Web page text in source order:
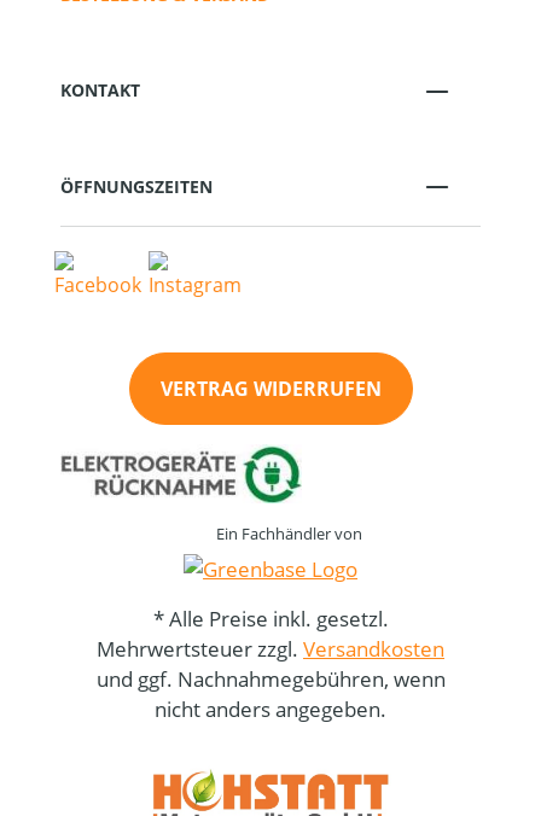
KONTAKT
ÖFFNUNGSZEITEN
VERTRAG WIDERRUFEN
Ein Fachhändler von
* Alle Preise inkl. gesetzl.
Mehrwertsteuer zzgl. Versandkosten
und ggf. Nachnahmegebühren, wenn
nicht anders angegeben.